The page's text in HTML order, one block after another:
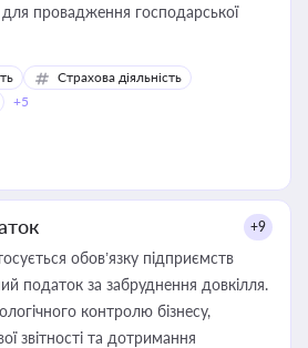
для провадження господарської
Страхова діяльність
+5
+9
обов’язку підприємств
податок за забруднення довкілля.
контролю бізнесу,
звітності та дотримання